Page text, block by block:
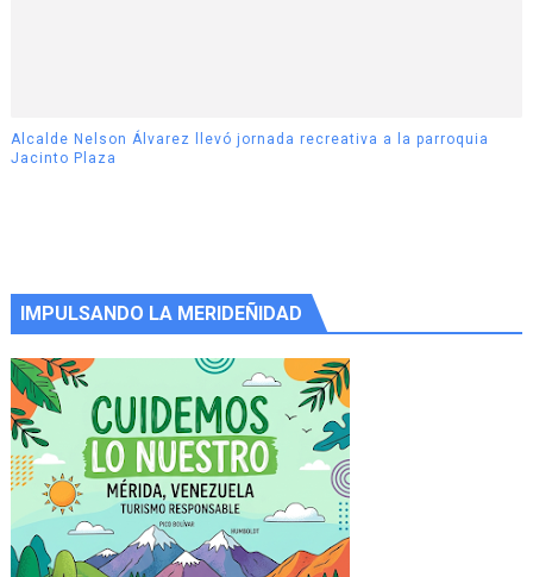
Alcalde Nelson Álvarez llevó jornada recreativa a la parroquia
Jacinto Plaza
IMPULSANDO LA MERIDEÑIDAD